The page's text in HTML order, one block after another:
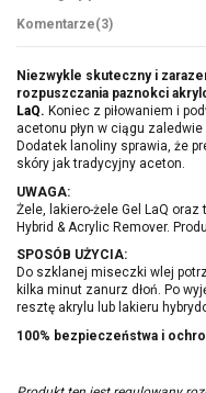
Komentarze(3)
Niezwykle skuteczny i
rozpuszczania paznokci
LaQ. Koniec z piłowaniem i
acetonu płyn w ciągu
Dodatek lanoliny sprawia, że
skóry jak tradycyjny aceton.
UWAGA:
Żele, lakiero-żele Gel LaQ
Hybrid & Acrylic Remover.
SPOSÓB UŻYCIA:
Do szklanej miseczki wlej
kilka minut zanurz dłoń. Po
resztę akrylu lub lakieru
100% bezpieczeństwa i